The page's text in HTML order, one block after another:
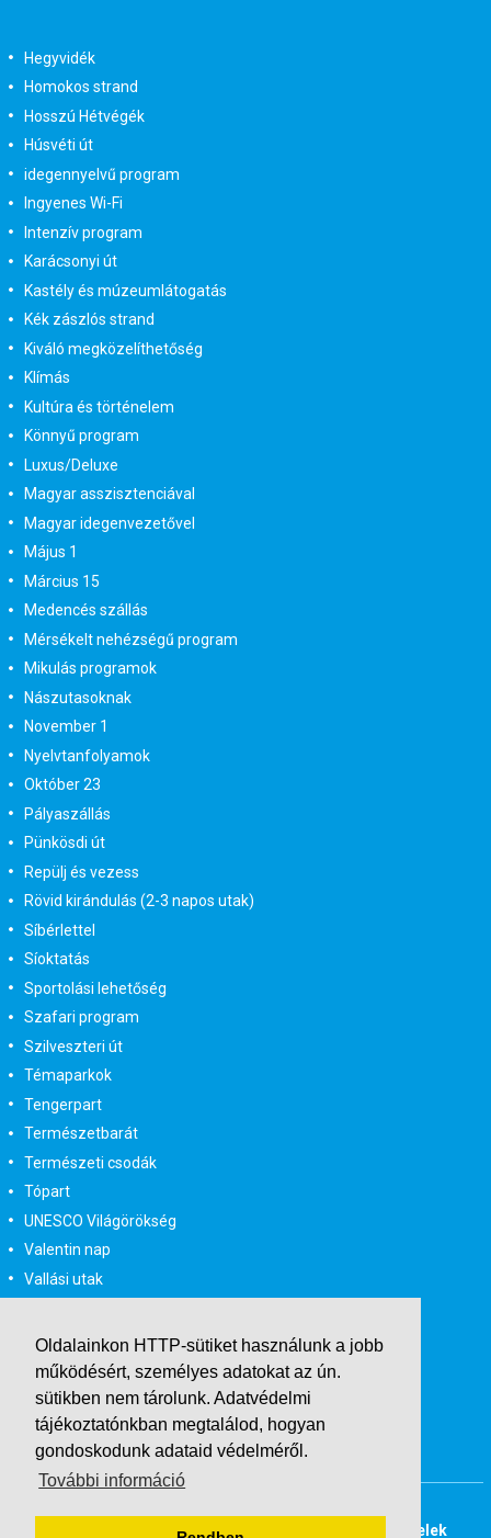
Oldalainkon HTTP-sütiket használunk a jobb
működésért, személyes adatokat az ún.
sütikben nem tárolunk. Adatvédelmi
tájékoztatónkban megtalálod, hogyan
gondoskodunk adataid védelméről.
További információ
Hegyvidék
Homokos strand
Hosszú Hétvégék
Húsvéti út
idegennyelvű program
Ingyenes Wi-Fi
Intenzív program
Karácsonyi út
Kastély és múzeumlátogatás
Kék zászlós strand
Kiváló megközelíthetőség
Klímás
Kultúra és történelem
Könnyű program
Luxus/Deluxe
Magyar asszisztenciával
Magyar idegenvezetővel
Május 1
Március 15
Medencés szállás
Mérsékelt nehézségű program
Mikulás programok
Nászutasoknak
November 1
Nyelvtanfolyamok
Október 23
Pályaszállás
Pünkösdi út
Repülj és vezess
Rövid kirándulás (2-3 napos utak)
Síbérlettel
Síoktatás
Sportolási lehetőség
Szafari program
Szilveszteri út
Témaparkok
Tengerpart
Természetbarát
Természeti csodák
Tópart
UNESCO Világörökség
Valentin nap
Vallási utak
Városlátogatás egyénileg
Velencei karnevál
Vidéki felszállással
Wellness
Zene tematika
Adatvédelmi tájékoztató
Általános Szerződési Feltételek